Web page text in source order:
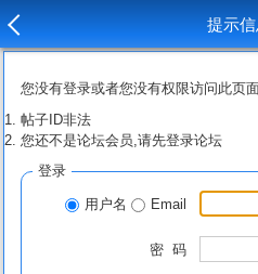
提示信
您没有登录或者您没有权限访问此页
帖子ID非法
您还不是论坛会员,请先登录论坛
登录
用户名 Email
密 码